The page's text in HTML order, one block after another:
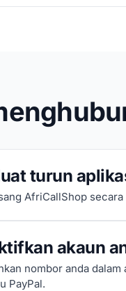
turun
AfriCallShop
akaun
nombor anda
PayPal.